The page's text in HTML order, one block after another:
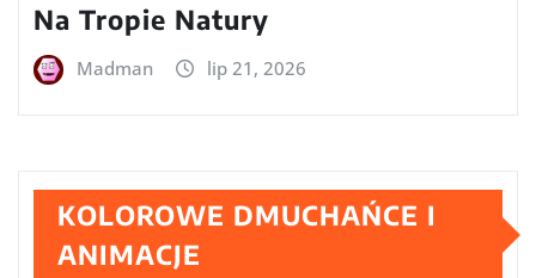
Na Tropie Natury
Madman lip 21, 2026
KOLOROWE DMUCHAŃCE I
ANIMACJE